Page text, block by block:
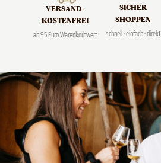
VERSAND­
KOSTENFREI
ab 95 Euro Warenkorbwert
SICHER
SHOPPEN
schnell · einfach · direkt